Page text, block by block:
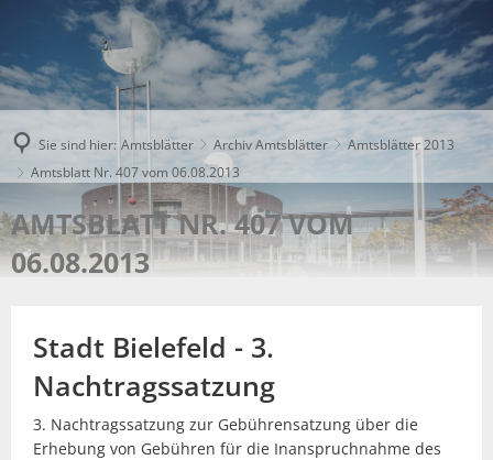
Sie sind hier: Amtsblätter Archiv Amtsblätter
Amtsblätter 2013
Amtsblatt Nr. 407 vom 06.08.2013
AMTSBLATT NR. 407 VOM
06.08.2013
Stadt Bielefeld - 3.
Nachtragssatzung
3. Nachtragssatzung zur Gebührensatzung über die
Erhebung von Gebühren für die Inanspruchnahme des